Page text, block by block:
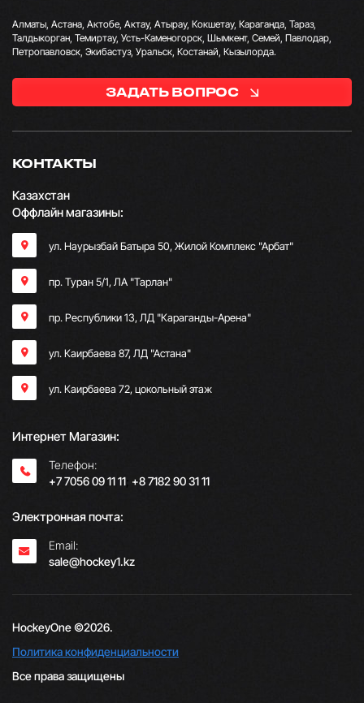
КОНТАКТЫ
Казахстан
Оффлайн магазины:
ул. Наурызбай Батыра 50, Жилой Комплекс "Арбат"
пр. Туран 5/1, ЛА "Тарлан"
пр. Республики 13, ​ЛД "Караганды-Арена"
ул. Каирбаева 87, ЛД "Астана"
ул. Каирбаева 72, цокольный этаж
Интернет Магазин:
Телефон:
+7 7056 09 11 11; +8 7182 90 31 11
Электронная почта:
Email:
sale@hockey1.kz
Алматы, Астана, Актобе, Актау, Атырау, Кокшетау, Караганда, Тараз,
Талдыкорган, Темиртау, Усть-Каменогорск, Шымкент, Семей, Павлодар,
Петропавловск, Экибастуз, Уральск, Костанай, Кызылорда.
ЗАДАТЬ ВОПРОС
HockeyOne ©2026.
Политика конфиденциальности
Все права защищены